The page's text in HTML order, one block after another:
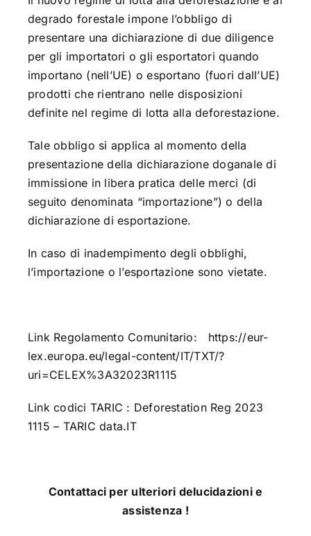
degrado forestale impone l’obbligo di
presentare una dichiarazione di due diligence
per gli importatori o gli esportatori quando
importano (nell’UE) o esportano (fuori dall’UE)
prodotti che rientrano nelle disposizioni
definite nel regime di lotta alla deforestazione.
Tale obbligo si applica al momento della
presentazione della dichiarazione doganale di
immissione in libera pratica delle merci (di
seguito denominata “importazione”) o della
dichiarazione di esportazione.
In caso di inadempimento degli obblighi,
l’importazione o l’esportazione sono vietate.
Link Regolamento Comunitario: https://eur-
lex.europa.eu/legal-content/IT/TXT/?
uri=CELEX%3A32023R1115
Link codici TARIC : Deforestation Reg 2023
1115 – TARIC data.IT
Contattaci per ulteriori delucidazioni e
assistenza !